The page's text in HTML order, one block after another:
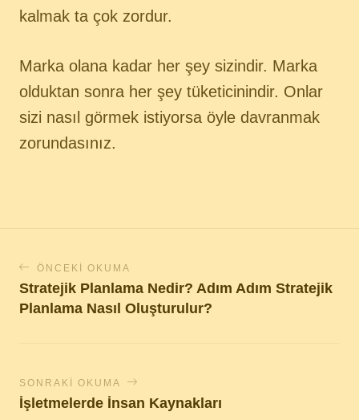
kalmak ta çok zordur.
Marka olana kadar her şey sizindir. Marka
olduktan sonra her şey tüketicinindir. Onlar
sizi nasıl görmek istiyorsa öyle davranmak
zorundasınız.
ÖNCEKI OKUMA
Stratejik Planlama Nedir? Adım Adım Stratejik
Planlama Nasıl Oluşturulur?
SONRAKI OKUMA
İşletmelerde İnsan Kaynakları